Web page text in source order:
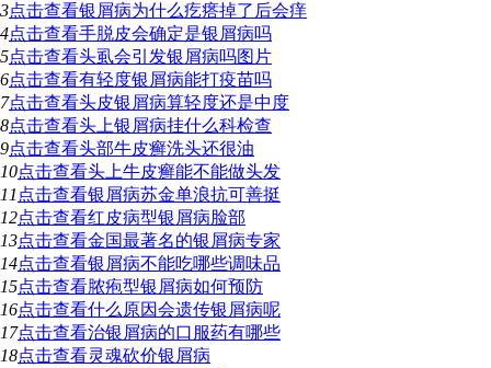
3点击查看银屑病为什么疙瘩掉了后会痒
4点击查看手脱皮会确定是银屑病吗
5点击查看头虱会引发银屑病吗图片
6点击查看有轻度银屑病能打疫苗吗
7点击查看头皮银屑病算轻度还是中度
8点击查看头上银屑病挂什么科检查
9点击查看头部牛皮癣洗头还很油
10点击查看头上牛皮癣能不能做头发
11 点击查看银屑病苏金单浪抗可善挺
12点击查看红皮病型银屑病脸部
13点击查看金国最著名的银屑病专家
14点击查看银屑病不能吃哪些调味品
15点击查看脓疱型银屑病如何预防
16点击查看什么原因会遗传银屑病呢
17点击查看治银屑病的口服药有哪些
18点击查看灵魂砍价银屑病